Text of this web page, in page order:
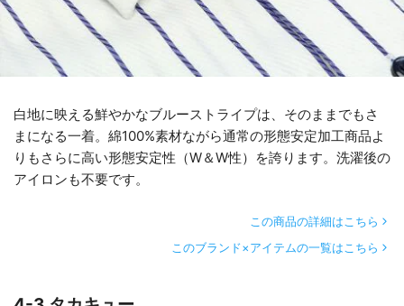
白地に映える鮮やかなブルーストライプは、そのままでもさ
まになる一着。綿100%素材ながら通常の形態安定加工商品よ
りもさらに高い形態安定性（W＆W性）を誇ります。洗濯後の
アイロンも不要です。
この商品の詳細はこちら
このブランド×アイテムの一覧はこちら